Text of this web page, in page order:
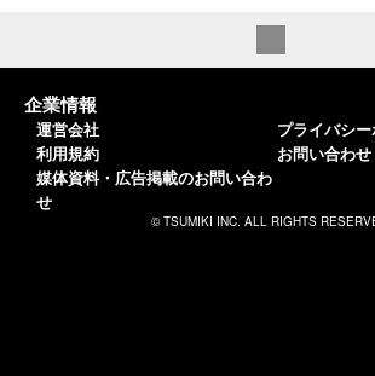
企業情報
運営会社
利用規約
媒体資料・広告掲載のお問い合わ
せ
プライバシ
お問い合わせ
© TSUMIKI INC. ALL RIGHTS